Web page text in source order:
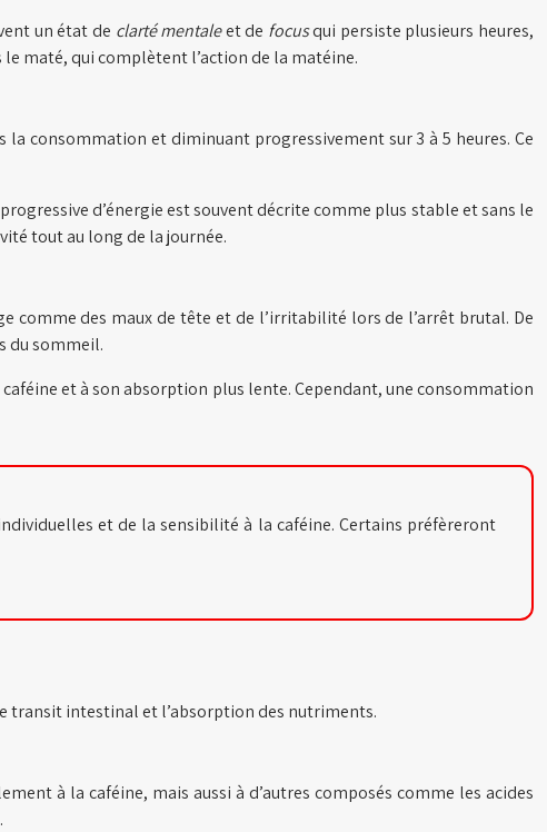
un état de clarté mentaleet de focusqui persiste plusieurs heures,
maté, qui complètent l’action de la matéine.
consommation et diminuant progressivement sur 3 à 5 heures. Ce
d’énergie est souvent décrite comme plus stable et sans le
tout au long de la journée.
comme des maux de tête et de l’irritabilité lors de l’arrêt brutal. De
du sommeil.
et à son absorption plus lente. Cependant, une consommation
et de la sensibilité à la caféine. Certains préfèreront
transit intestinal et l’absorption des nutriments.
à la caféine, mais aussi à d’autres composés comme les acides